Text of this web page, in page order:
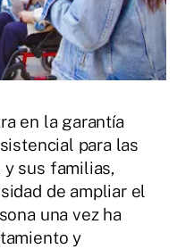
en la garantía
para las
sus familias,
de ampliar el
una vez ha
y